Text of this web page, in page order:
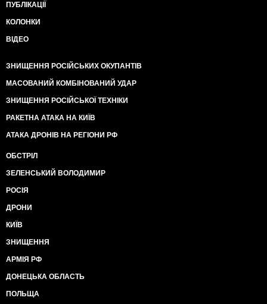
ПУБЛІКАЦІЇ
КОЛОНКИ
ВІДЕО
ЗНИЩЕННЯ РОСІЙСЬКИХ ОКУПАНТІВ
МАСОВАНИЙ КОМБІНОВАНИЙ УДАР
ЗНИЩЕННЯ РОСІЙСЬКОЇ ТЕХНІКИ
РАКЕТНА АТАКА НА КИЇВ
АТАКА ДРОНІВ НА РЕГІОНИ РФ
ОБСТРІЛ
ЗЕЛЕНСЬКИЙ ВОЛОДИМИР
РОСІЯ
ДРОНИ
КИЇВ
ЗНИЩЕННЯ
АРМІЯ РФ
ДОНЕЦЬКА ОБЛАСТЬ
ПОЛЬЩА